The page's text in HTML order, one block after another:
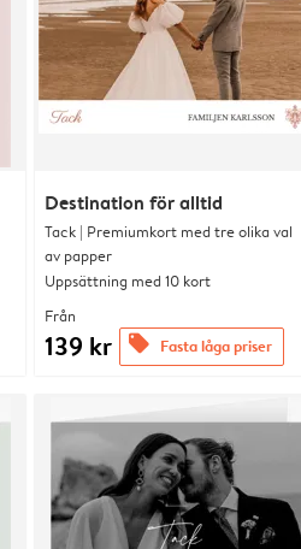
Destination för alltid
Tack | Premiumkort med tre olika val
av papper
Uppsättning med 10 kort
Från
139 kr offers Fasta låga priser